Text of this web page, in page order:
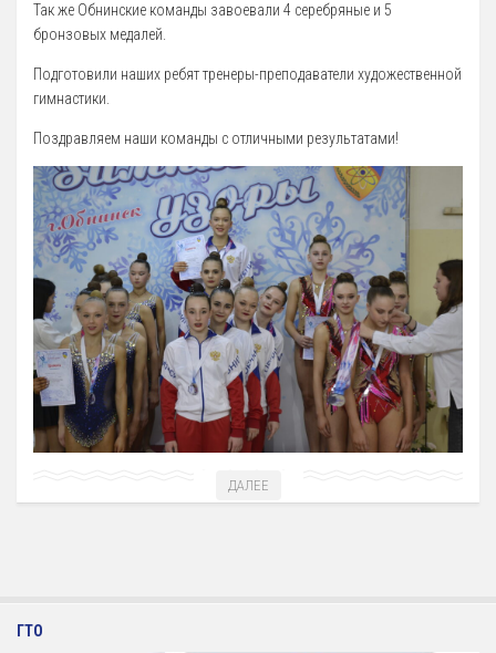
8 Международное сотрудничество
10 Стипендии и меры поддержки обучающихся
12 Платные образовательные услуги
13 Документы
Документы МАУ «СШОР КВАНТ»
Виды Спорта
Адаптивная физкультура
Бокс
Борьба (самбо и дзюдо)
Легкая атлетика
Так же Обнинские команды завоевали 4 серебряные и 5
бронзовых медалей.
Подготовили наших ребят тренеры-преподаватели художественной
гимнастики.
Поздравляем наши команды с отличными результатами!
ДАЛЕЕ
ГТО